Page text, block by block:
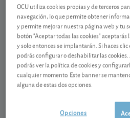
rendimientos del trabajo,
IRPF las aportaciones
límites en las aportaciones
hasta 1.500 euros (en 2022),
rendimientos del trabajo si
es complementario al de los
computar conjuntamente
territorio foral puede contar
OCU utiliza cookies propias y de terceros
navegación, lo que permite obtener
y permite mejorar nuestra página web y tu
botón "Aceptar todas las cookies"
y solo entonces se implantarán. Si haces
podrás configurar o deshabilitar las
podrás ver la política de cookies y
cualquier momento. Este banner se
alguna de estas dos opciones.
Opciones